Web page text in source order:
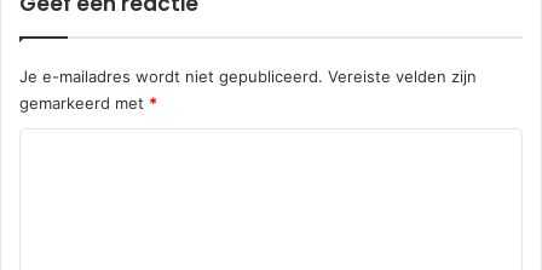
Je e-mailadres wordt niet gepubliceerd. Vereiste velden zijn
gemarkeerd met *